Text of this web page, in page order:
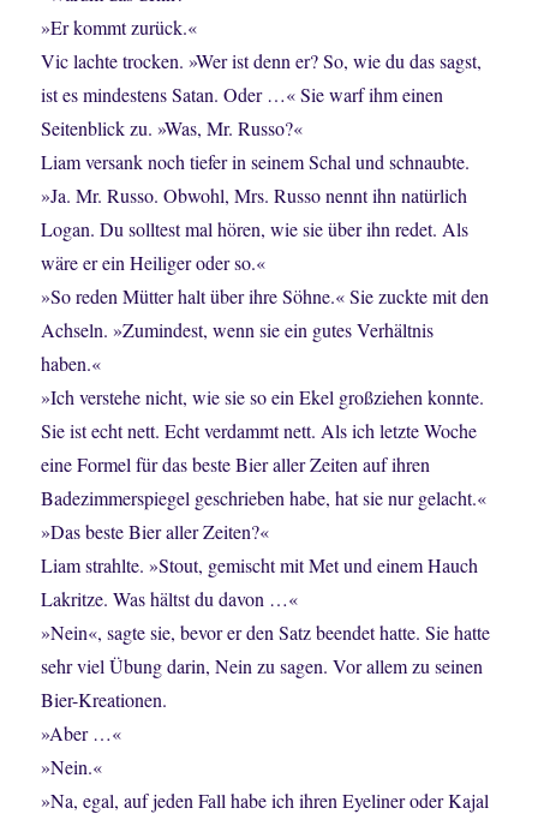
»Er kommt zurück.«
Vic lachte trocken. »Wer ist denn er? So, wie du das sagst,
ist es mindestens Satan. Oder …« Sie warf ihm einen
Seitenblick zu. »Was, Mr. Russo?«
Liam versank noch tiefer in seinem Schal und schnaubte.
»Ja. Mr. Russo. Obwohl, Mrs. Russo nennt ihn natürlich
Logan. Du solltest mal hören, wie sie über ihn redet. Als
wäre er ein Heiliger oder so.«
»So reden Mütter halt über ihre Söhne.« Sie zuckte mit den
Achseln. »Zumindest, wenn sie ein gutes Verhältnis
haben.«
»Ich verstehe nicht, wie sie so ein Ekel großziehen konnte.
Sie ist echt nett. Echt verdammt nett. Als ich letzte Woche
eine Formel für das beste Bier aller Zeiten auf ihren
Badezimmerspiegel geschrieben habe, hat sie nur gelacht.«
»Das beste Bier aller Zeiten?«
Liam strahlte. »Stout, gemischt mit Met und einem Hauch
Lakritze. Was hältst du davon …«
»Nein«, sagte sie, bevor er den Satz beendet hatte. Sie hatte
sehr viel Übung darin, Nein zu sagen. Vor allem zu seinen
Bier-Kreationen.
»Aber …«
»Nein.«
»Na, egal, auf jeden Fall habe ich ihren Eyeliner oder Kajal